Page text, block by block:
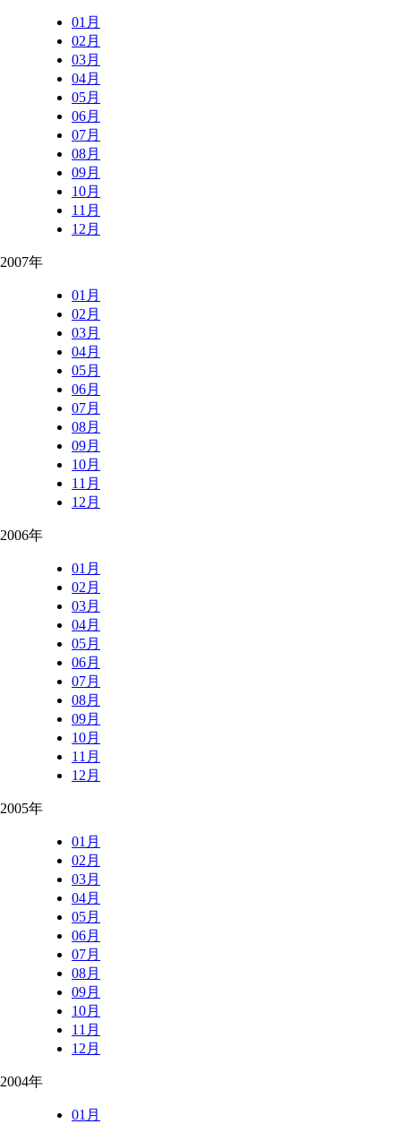
01月
02月
03月
04月
05月
06月
07月
08月
09月
10月
11月
12月
2007年
01月
02月
03月
04月
05月
06月
07月
08月
09月
10月
11月
12月
2006年
01月
02月
03月
04月
05月
06月
07月
08月
09月
10月
11月
12月
2005年
01月
02月
03月
04月
05月
06月
07月
08月
09月
10月
11月
12月
2004年
01月